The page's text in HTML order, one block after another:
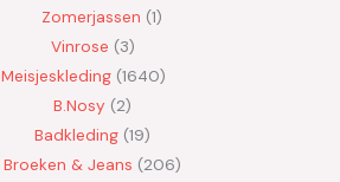
Zomerjassen 1
Vinrose 3
Meisjeskleding 1640
B.Nosy
2
Badkleding 19
Broeken & Jeans
206